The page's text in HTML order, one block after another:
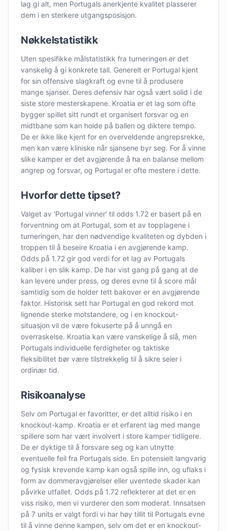
lag gi alt, men Portugals anerkjente kvalitet plasserer
dem i en sterkere utgangsposisjon.
Nøkkelstatistikk
Uten spesifikke målstatistikk fra turneringen er det
vanskelig å gi konkrete tall. Generelt er Portugal kjent
for sin offensive slagkraft og evne til å produsere
mange sjanser. Deres defensiv har også vært solid i de
siste store mesterskapene. Kroatia er et lag som ofte
bygger spillet sitt rundt et organisert forsvar og en
midtbane som kan holde på ballen og diktere tempo.
De er ikke like kjent for en overveldende angrepsrekke,
men kan være kliniske når sjansene byr seg. For å vinne
slike kamper er det avgjørende å ha en balanse mellom
angrep og forsvar, og Portugal er ofte mestere i dette.
Hvorfor dette tipset?
Valget av 'Portugal vinner' til odds 1.72 er basert på en
forventning om at Portugal, som et av topplagene i
turneringen, har den nødvendige kvaliteten og dybden i
troppen til å beseire Kroatia i en avgjørende kamp.
Odds på 1.72 gir god verdi for et lag av Portugals
kaliber i en slik kamp. De har vist gang på gang at de
kan levere under press, og deres evne til å score mål
samtidig som de holder tett bakover er en avgjørende
faktor. Historisk sett har Portugal en god rekord mot
lignende sterke motstandere, og i en knockout-
situasjon vil de være fokuserte på å unngå en
overraskelse. Kroatia kan være vanskelige å slå, men
Portugals individuelle ferdigheter og taktiske
fleksibilitet bør være tilstrekkelig til å sikre seier i
ordinær tid.
Risikoanalyse
Selv om Portugal er favoritter, er det alltid risiko i en
knockout-kamp. Kroatia er et erfarent lag med mange
spillere som har vært involvert i store kamper tidligere.
De er dyktige til å forsvare seg og kan utnytte
eventuelle feil fra Portugals side. En potensielt langvarig
og fysisk krevende kamp kan også spille inn, og uflaks i
form av dommeravgjørelser eller uventede skader kan
påvirke utfallet. Odds på 1.72 reflekterer at det er en
viss risiko, men vi vurderer den som moderat. Innsatsen
på 7 units er valgt fordi vi har høy tillit til Portugals evne
til å vinne denne kampen, selv om det er en knockout-